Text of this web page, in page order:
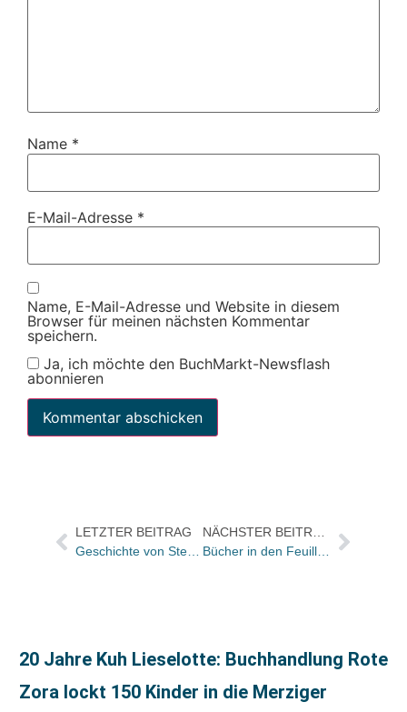
Name *
E-Mail-Adresse *
Name, E-Mail-Adresse und Website in diesem
Browser für meinen nächsten Kommentar
speichern.
Ja, ich möchte den BuchMarkt-Newsflash
abonnieren
LETZTER BEITRAG
Geschichte von Stephen King als animiertes Handy- und Web-Movie gratis im Internet
20 Jahre Kuh Lieselotte: Buchhandlung Rote
Zora lockt 150 Kinder in die Merziger